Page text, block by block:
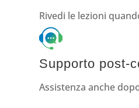
Rivedi le lezioni
Supporto post-
Assistenza anche